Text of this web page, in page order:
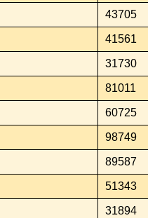
43705
41561
31730
81011
60725
98749
89587
51343
31894